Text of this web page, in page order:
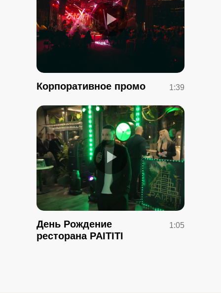
Корпоративное промо 1:39
День Рождение
ресторана PAITITI
1:05